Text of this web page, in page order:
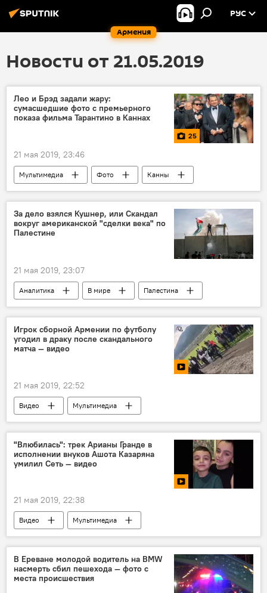
Армения
РУС
Новости от 21.05.2019
Лео и Брэд задали жару:
сумасшедшие фото с премьерного
показа фильма Тарантино в Каннах
25
21 мая 2019, 23:46
Мультимедиа Фото Канны
За дело взялся Кушнер, или Скандал
вокруг американской "сделки века" по
Палестине
21 мая 2019, 23:07
Аналитика В мире
Палестина
скандал
Игрок сборной Армении по футболу
угодил в драку после скандального
матча — видео
21 мая 2019, 22:52
Видео
Мультимедиа
Новости Армения
футбол
"Влюбилась": трек Арианы Гранде в
исполнении внуков Ашота Казаряна
умилил Сеть — видео
21 мая 2019, 22:38
Видео Мультимедиа
В Ереване молодой водитель на BMW
насмерть сбил пешехода — фото с
места происшествия